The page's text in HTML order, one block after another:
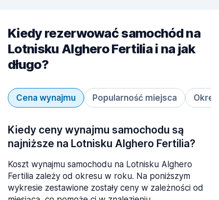
Kiedy rezerwować samochód na
Lotnisku Alghero Fertilia i na jak
długo?
Cena wynajmu Popularność miejsca
Kiedy ceny wynajmu samochodu są
najniższe na Lotnisku Alghero Fertilia?
Koszt wynajmu samochodu na Lotnisku Alghero
Fertilia zależy od okresu w roku. Na poniższym
wykresie zestawione zostały ceny w zależności od